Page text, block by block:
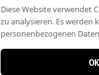
Diese Website verwendet
zu analysieren. Es werden
personenbezogenen
OK